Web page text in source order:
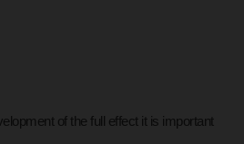
of the full effect it is important